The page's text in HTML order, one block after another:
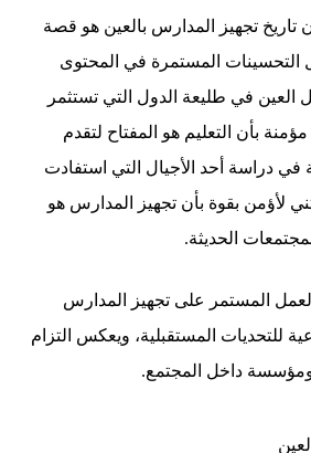
تاريخ تجهيز المدارس بالعين هو قصة
المستمرة في المحتوى
العين في طليعة الدول التي تستثمر
بأن التعليم هو المفتاح لتقدم
في دراسة أحد الأجيال التي استفادت
لأؤمن بقوة بأن تجهيز المدارس هو
الحديثة.
المستمر على تجهيز المدارس
للتحديات المستقبلية، ويعكس التزام
ومؤسسة داخل المجتمع.